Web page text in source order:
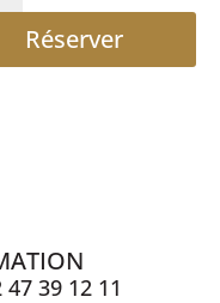
Réserver
47 39 12 11